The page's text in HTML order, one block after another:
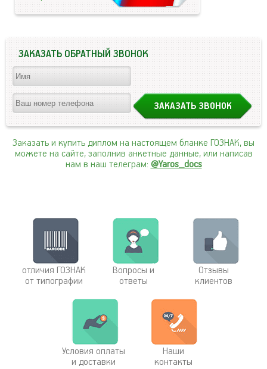
ЗАКАЗАТЬ ОБРАТНЫЙ ЗВОНОК
Заказать и купить диплом на настоящем бланке ГОЗНАК, вы
можете на сайте, заполнив анкетные данные, или написав
нам в наш телеграм: @Yaros_docs
отличия ГОЗНАК
от типографии
Вопросы и
ответы
Отзывы
клиентов
Условия оплаты
и доставки
Наши
контакты